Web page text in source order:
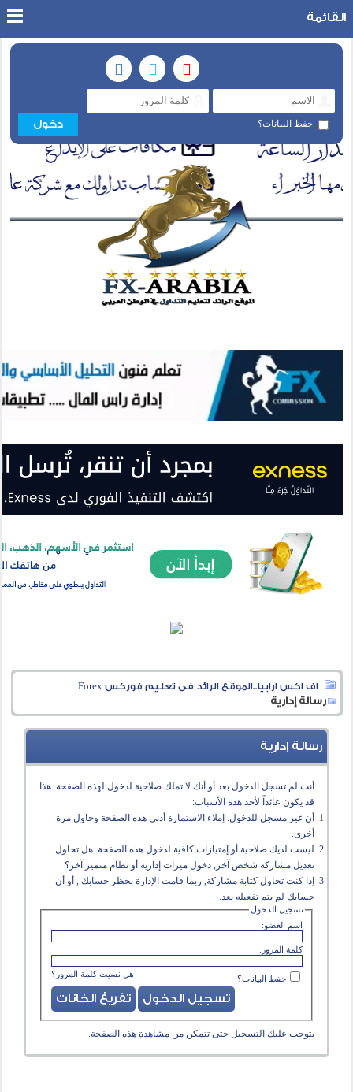
حفظ البيانات؟
القائمة
اف اكس ارابيا..الموقع الرائد فى تعليم فوركس Forex
رسالة إدارية
رسالة إدارية
أنت لم تسجل الدخول بعد أو أنك لا تملك صلاحية لدخول لهذه الصفحة. هذا
قد يكون عائداً لأحد هذه الأسباب:
أن غير مسجل للدخول. إملاء الاستمارة أدنى هذه الصفحة وحاول مرة
أخرى.
ليست لديك صلاحية أو إمتيازات كافية لدخول هذه الصفحة. هل تحاول
تعديل مشاركة شخص آخر, دخول ميزات إدارية أو نظام متميز آخر؟
إذا كنت تحاول كتابة مشاركة, ربما قامت الإدارة بحظر حسابك , أو أن
حسابك لم يتم تفعيله بعد.
تسجيل الدخول
اسم العضو:
كلمة المرور:
هل نسيت كلمة المرور؟ حفظ البيانات؟
يتوجب عليك التسجيل حتى تتمكن من مشاهدة هذه الصفحة.